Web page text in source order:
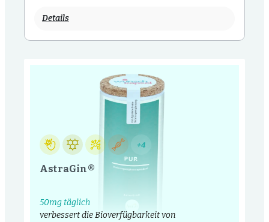
Details
+4
AstraGin®
50mg täglich
verbessert die Bioverfügbarkeit von